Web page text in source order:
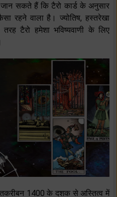
सकते हैं कि टैरो कार्ड के अनुसार
रहने वाला है। ज्योतिष, हस्तरेखा
टैरो हमेशा भविष्यवाणी के लिए
तकरीबन 1400 के दशक से अस्तित्व में